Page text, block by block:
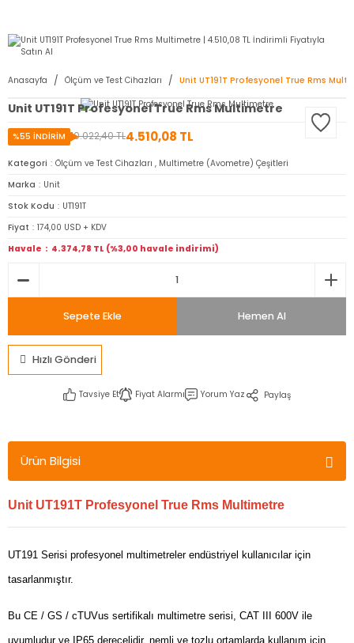
Anasayfa Ölçüm ve Test Cihazları Unit UT191T Profesyonel True Rms
Unit UT191T Profesyonel True Rms Multimetre
10.022,40 TL4.510,08 TL
%55 İNDİRİM
Kategori Ölçüm ve Test Cihazları , Multimetre (Avometre) Çeşitleri
Marka
Unit
Stok Kodu
UT191T
Fiyat
174,00 USD + KDV
Havale
4.374,78 TL (%3,00 havale indirimi)
Sepete Ekle Hemen Al
Hızlı Gönderi
Tavsiye Et Fiyat Alarmı Yorum Yaz Paylaş
Ürün Bilgisi
Unit UT191T Profesyonel True Rms Multimetre
UT191 Serisi profesyonel multimetreler endüstriyel kullanıcılar için
tasarlanmıştır.
Bu CE / GS / cTUVus sertifikalı multimetre serisi, CAT III 600V ile
uyumludur ve IP65 derecelidir, nemli ve tozlu ortamlarda kullanım için